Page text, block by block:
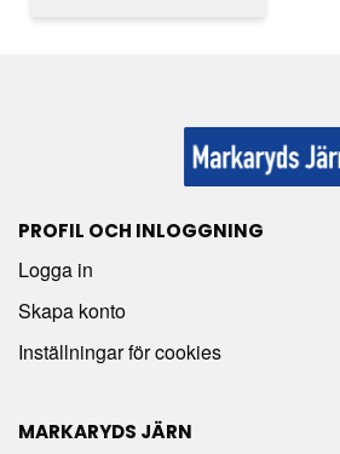
PROFIL OCH INLOGGNING
Logga in
Skapa konto
Inställningar för cookies
MARKARYDS JÄRN